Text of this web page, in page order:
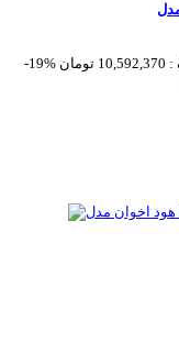
-19%
: 10,592,370 تومان